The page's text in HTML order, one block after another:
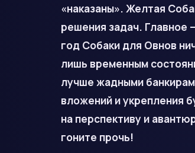
«наказаны». Желтая
решения задач. Главное
год Собаки для Овнов
лишь временным
лучше жадными
вложений и укрепления
на перспективу и
гоните прочь!